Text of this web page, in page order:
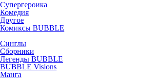
Супергероика
Комедия
Другое
Комиксы BUBBLE
Синглы
Сборники
Легенды BUBBLE
BUBBLE Visions
Манга